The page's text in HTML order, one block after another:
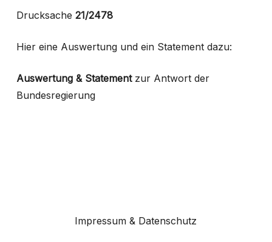
Drucksache 21/2478
Hier eine Auswertung und ein Statement dazu:
Auswertung & Statement zur Antwort der
Bundesregierung
Impressum & Datenschutz